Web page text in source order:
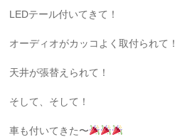
LEDテール付いてきて！
オーディオがカッコよく取付られて！
天井が張替えられて！
そして、そして！
車も付いてきた〜